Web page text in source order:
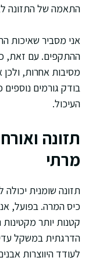
התאמה של התזונה
אני מסביר שאיכות
ההתקפים. עם זאת,
מסיבות אחרות,
בודק גורמים
העיכול.
תזונה
מרתי
תזונה שומנית
כיס המרה. בפועל,
קטנות יותר
הדרגתית במשקל
לעודד היווצרות